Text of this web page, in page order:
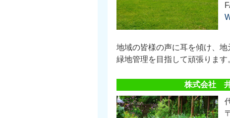
地域の皆様の声に耳を傾け、地
緑地管理を目指して頑張ります
株式会社